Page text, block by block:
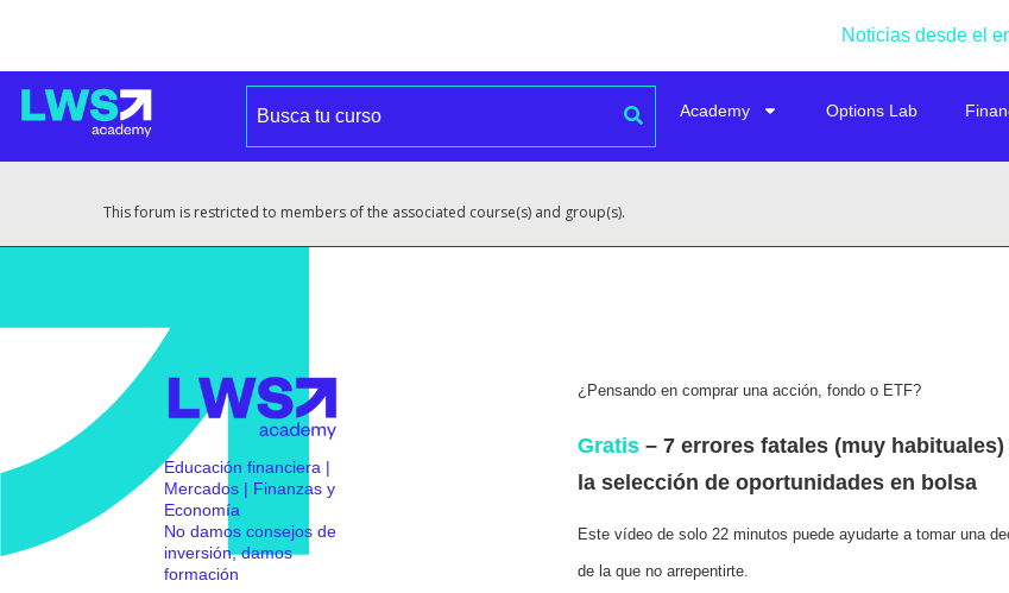
Noticias desde el
Academy Options Lab
This forum is restricted to members of the associated course(s) and group(s).
Educación financiera |
Mercados | Finanzas y
Economía
No damos consejos de
inversión, damos
formación
¿Pensando en comprar una acción, fondo o ETF?
Gratis– 7 errores fatales (muy habituales)
la selección de oportunidades en bolsa
Este vídeo de solo 22 minutos puede ayudarte a tomar una
de la que no arrepentirte.